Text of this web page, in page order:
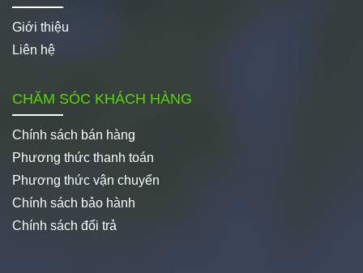
Giới thiệu
Liên hệ
CHĂM SÓC KHÁCH HÀNG
Chính sách bán hàng
Phương thức thanh toán
Phương thức vận chuyển
Chính sách bảo hành
Chính sách đổi trả